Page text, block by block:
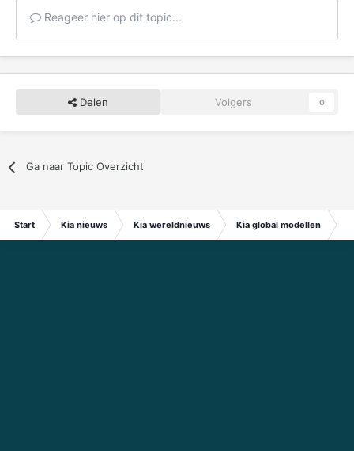
Reageer hier op dit topic...
Delen Volgers 0
Ga naar Topic Overzicht
Start Kia nieuws Kia wereldnieuws Kia global modellen